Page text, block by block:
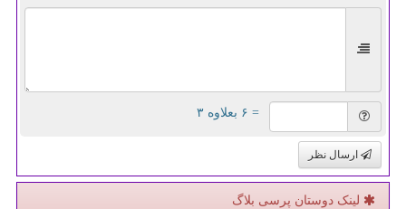
= ۶ بعلاوه ۳
ارسال نظر
لینک دوستان پرسی بلاگ